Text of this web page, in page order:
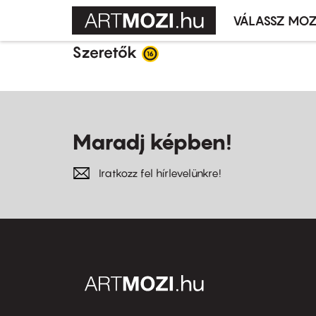
VÁLASSZ
Szeretők
Maradj képben!
Iratkozz fel hírlevelünkre!